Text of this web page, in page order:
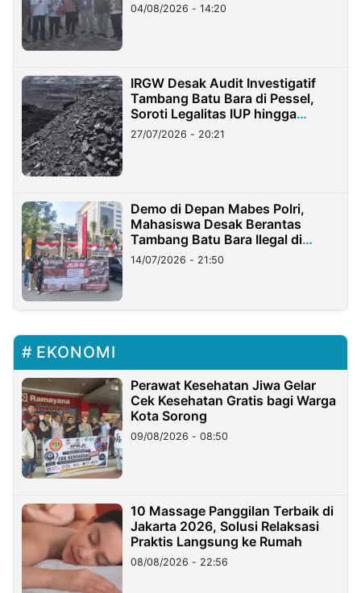
04/08/2026 - 14:20
IRGW Desak Audit Investigatif
Tambang Batu Bara di Pessel,
Soroti Legalitas IUP hingga
Stockpile
27/07/2026 - 20:21
Demo di Depan Mabes Polri,
Mahasiswa Desak Berantas
Tambang Batu Bara Ilegal di
Lampung
14/07/2026 - 21:50
EKONOMI
Perawat Kesehatan Jiwa Gelar
Cek Kesehatan Gratis bagi Warga
Kota Sorong
09/08/2026 - 08:50
10 Massage Panggilan Terbaik di
Jakarta 2026, Solusi Relaksasi
Praktis Langsung ke Rumah
08/08/2026 - 22:56